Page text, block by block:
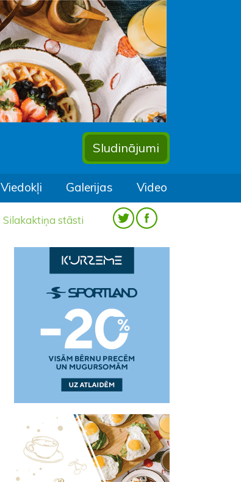
Sludinājumi
Viedokļi Galerijas Video
Silakaktiņa stāsti